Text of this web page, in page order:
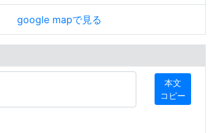
google mapで見る
本文
コピー